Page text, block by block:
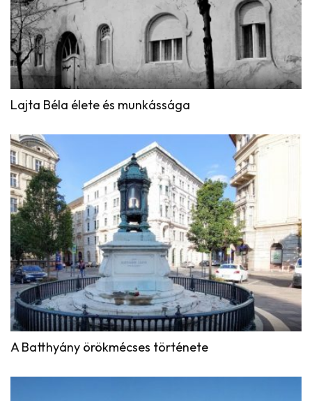
Lajta Béla élete és munkássága
A Batthyány örökmécses története